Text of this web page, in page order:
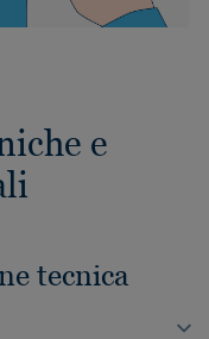
e
tecnica